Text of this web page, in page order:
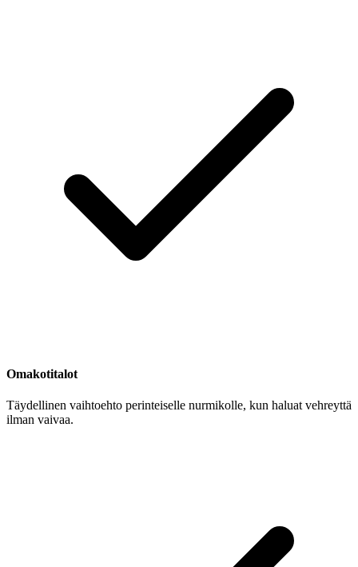
Omakotitalot
Täydellinen vaihtoehto perinteiselle nurmikolle, kun haluat vehreyttä
ilman vaivaa.